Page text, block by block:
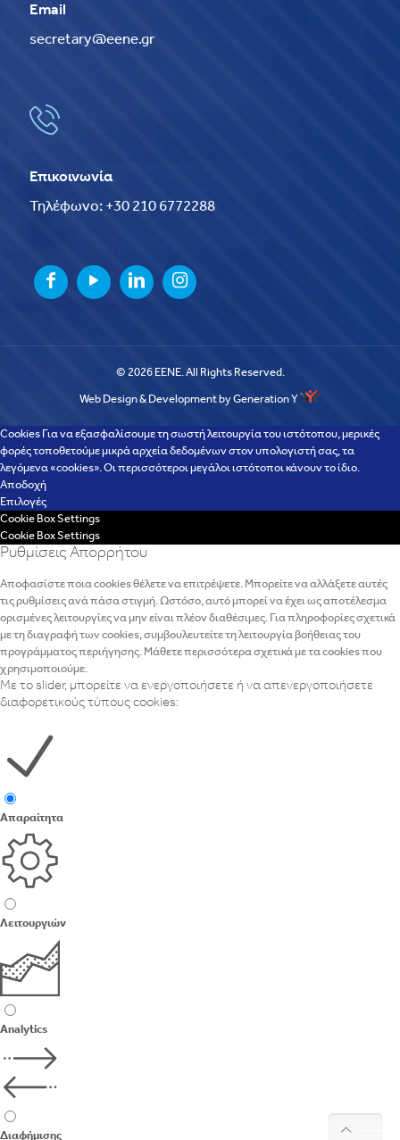
Email
secretary@eene.gr
Επικοινωνία
Τηλέφωνο: +30 210 6772288
© 2026 EENE. All Rights Reserved.
Web Design & Development by Generation Y
Cookies Για να εξασφαλίσουμε τη σωστή λειτουργία του ιστότοπου, μερικές
φορές τοποθετούμε μικρά αρχεία δεδομένων στον υπολογιστή σας, τα
λεγόμενα «cookies». Οι περισσότεροι μεγάλοι ιστότοποι κάνουν το ίδιο.
Αποδοχή
Επιλογές
Cookie Box Settings
Cookie Box Settings
Ρυθμίσεις Απορρήτου
Αποφασίστε ποια cookies θέλετε να επιτρέψετε. Μπορείτε να αλλάξετε αυτές
τις ρυθμίσεις ανά πάσα στιγμή. Ωστόσο, αυτό μπορεί να έχει ως αποτέλεσμα
ορισμένες λειτουργίες να μην είναι πλέον διαθέσιμες. Για πληροφορίες σχετικά
με τη διαγραφή των cookies, συμβουλευτείτε τη λειτουργία βοήθειας του
προγράμματος περιήγησης. Μάθετε περισσότερα σχετικά με τα cookies που
χρησιμοποιούμε.
Με το slider, μπορείτε να ενεργοποιήσετε ή να απενεργοποιήσετε
διαφορετικούς τύπους cookies:
Απαραίτητα
Λειτουργιών
Analytics
Διαφήμισης